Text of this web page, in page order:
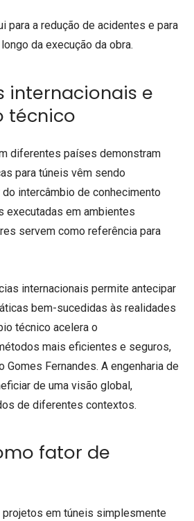
para a redução de acidentes e para
da execução da obra.
internacionais e
técnico
diferentes países demonstram
para túneis vêm sendo
intercâmbio de conhecimento
executadas em ambientes
servem como referência para
internacionais permite antecipar
bem-sucedidas às realidades
técnico acelera o
mais eficientes e seguros,
Gomes Fernandes. A engenharia de
de uma visão global,
de diferentes contextos.
fator de
projetos em túneis simplesmente